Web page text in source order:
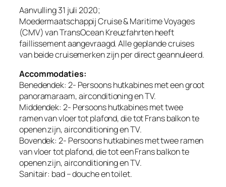
Aanvulling 31 juli 2020;
Moedermaatschappij Cruise & Maritime Voyages
(CMV) van TransOcean Kreuzfahrten heeft
faillissement aangevraagd. Alle geplande cruises
van beide cruisemerken zijn per direct geannuleerd.
Accommodaties:
Benedendek: 2- Persoons hutkabines met een groot
panoramaraam, airconditioning en TV.
Middendek: 2- Persoons hutkabines met twee
ramen van vloer tot plafond, die tot Frans balkon te
openen zijn, airconditioning en TV.
Bovendek: 2- Persoons hutkabines met twee ramen
van vloer tot plafond, die tot een Frans balkon te
openen zijn, airconditioning en TV.
Sanitair: bad – douche en toilet.